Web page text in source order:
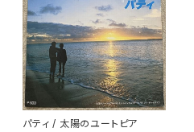
パティ / 太陽のユートピア